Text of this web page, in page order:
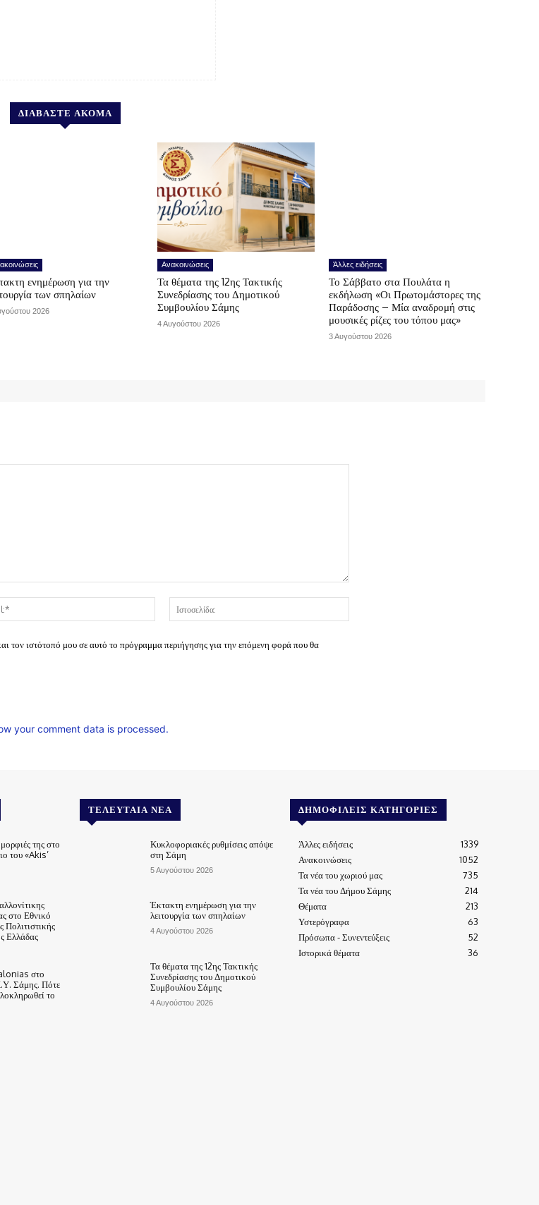
ΔΙΑΒΑΣΤΕ ΑΚΟΜΑ
ενημέρωση για την
των σπηλαίων
2026
Ανακοινώσεις
Τα θέματα της 12ης Τακτικής
Συνεδρίασης του Δημοτικού
Συμβουλίου Σάμης
4 Αυγούστου 2026
Άλλες ειδήσεις
Το Σάββατο στα Πουλάτα η
εκδήλωση «Οι Πρωτομάστορες της
Παράδοσης – Μία αναδρομή στις
μουσικές ρίζες του τόπου μας»
3 Αυγούστου 2026
Email:*
τον ιστότοπό μου σε αυτό το πρόγραμμα περιήγησης για την επόμενη φορά που θα
your comment data is processed.
της στο
του «Akis’
στο Εθνικό
Πολιτιστικής
Ελλάδας
στο
Σάμης. Πότε
το
ΤΕΛΕΥΤΑΊΑ ΝΈΑ
Κυκλοφοριακές ρυθμίσεις απόψε
στη Σάμη
5 Αυγούστου 2026
Έκτακτη ενημέρωση για την
λειτουργία των σπηλαίων
4 Αυγούστου 2026
Τα θέματα της 12ης Τακτικής
Συνεδρίασης του Δημοτικού
Συμβουλίου Σάμης
4 Αυγούστου 2026
ΔΗΜΟΦΙΛΕΊΣ ΚΑΤΗΓΟΡΊΕΣ
Άλλες ειδήσεις
1339
Ανακοινώσεις
1052
Τα νέα του χωριού μας
735
Τα νέα του Δήμου Σάμης
214
Θέματα
213
Υστερόγραφα
63
Πρόσωπα - Συνεντεύξεις
52
Ιστορικά θέματα
36